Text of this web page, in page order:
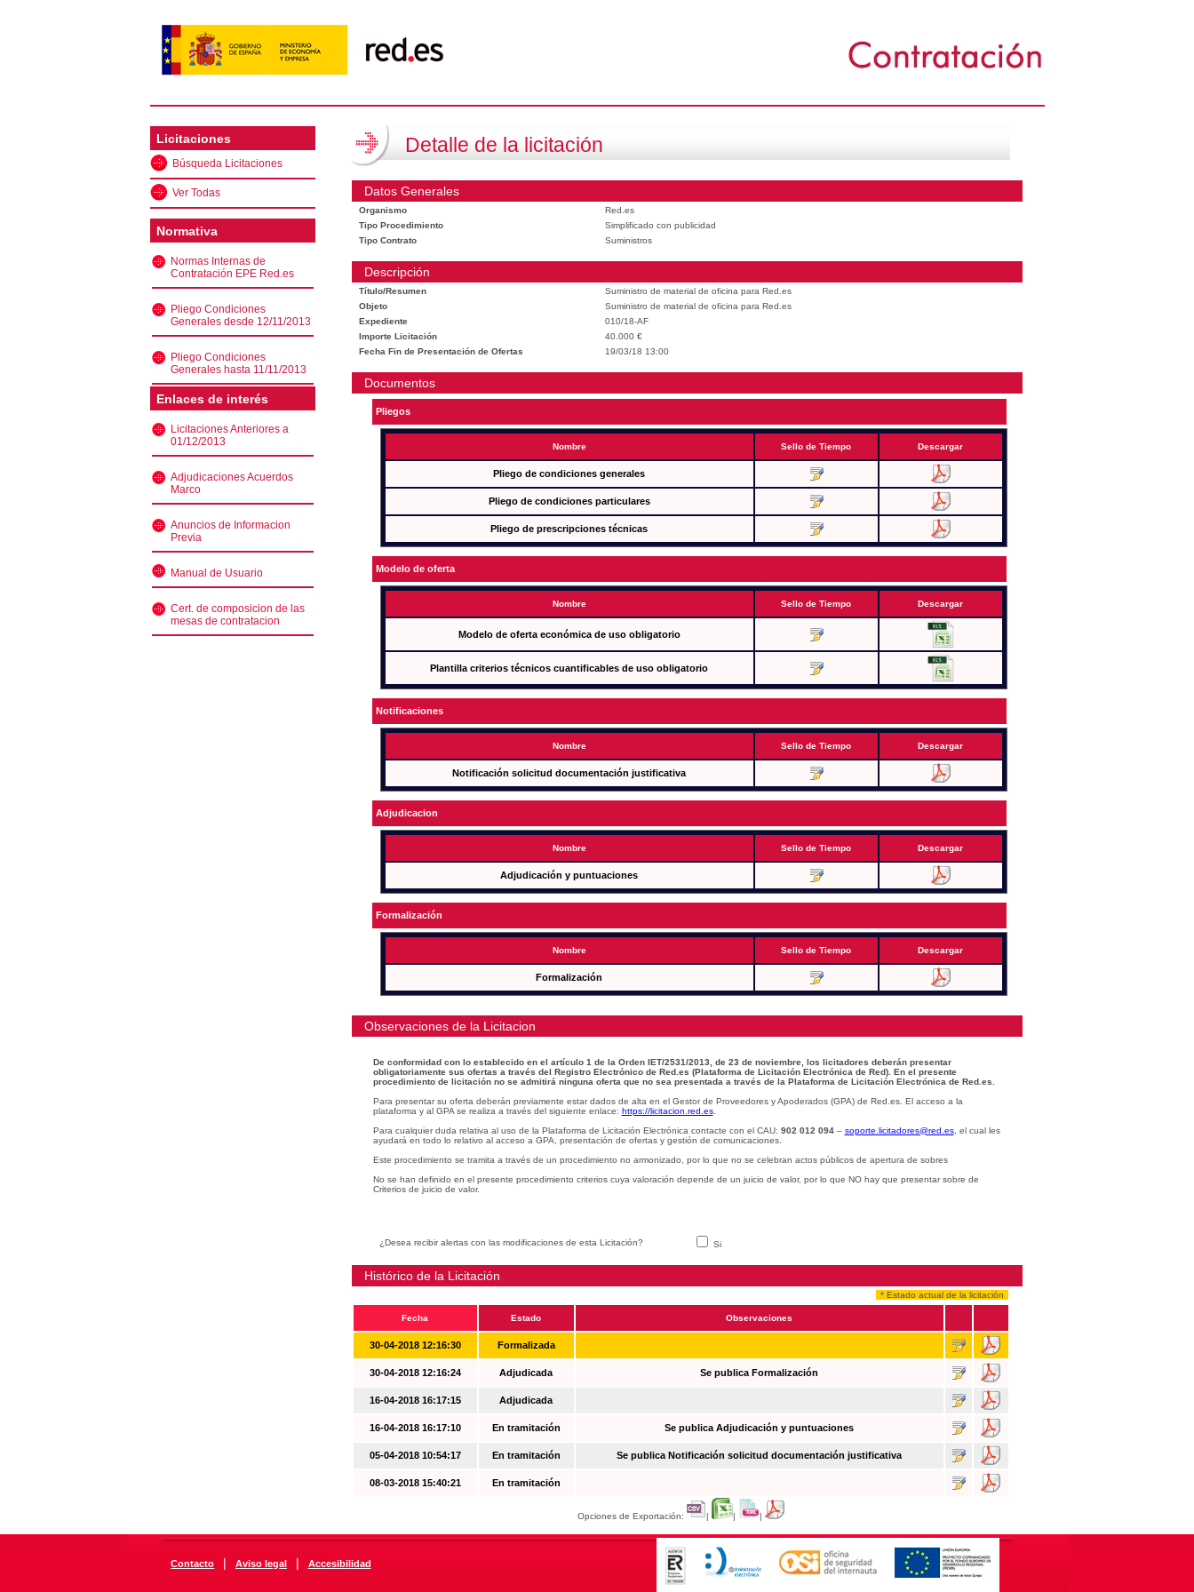
Licitaciones
Búsqueda Licitaciones
Ver Todas
Normativa
Normas Internas de
Contratación EPE Red.es
Pliego Condiciones
Generales desde 12/11/2013
Pliego Condiciones
Generales hasta 11/11/2013
Enlaces de interés
Licitaciones Anteriores a
01/12/2013
Adjudicaciones Acuerdos
Marco
Anuncios de Informacion
Previa
Manual de Usuario
Cert. de composicion de las
mesas de contratacion
Detalle de la licitación
Datos Generales
Organismo
Red.es
Tipo Procedimiento
Simplificado con publicidad
Tipo Contrato
Suministros
Descripción
Título/Resumen
Suministro de material de oficina para Red.es
Objeto
Suministro de material de oficina para Red.es
Expediente
010/18-AF
Importe Licitación
40.000 €
Fecha Fin de Presentación de Ofertas
19/03/18 13:00
Documentos
Pliegos
Nombre Sello de Tiempo Descargar
Pliego de condiciones generales
Pliego de condiciones particulares
Pliego de prescripciones técnicas
Modelo de oferta
Nombre Sello de Tiempo Descargar
Modelo de oferta económica de uso obligatorio
Plantilla criterios técnicos cuantificables de uso obligatorio
Notificaciones
Nombre Sello de Tiempo Descargar
Notificación solicitud documentación justificativa
Adjudicacion
Nombre Sello de Tiempo Descargar
Adjudicación y puntuaciones
Formalización
Nombre Sello de Tiempo Descargar
Formalización
Observaciones de la Licitacion
De conformidad con lo establecido en el artículo 1 de la Orden IET/2531/2013, de 23 de noviembre, los licitadores deberán presentar
obligatoriamente sus ofertas a través del Registro Electrónico de Red.es (Plataforma de Licitación Electrónica de Red). En el presente
procedimiento de licitación no se admitirá ninguna oferta que no sea presentada a través de la Plataforma de Licitación Electrónica de Red.es.
Para presentar su oferta deberán previamente estar dados de alta en el Gestor de Proveedores y Apoderados (GPA) de Red.es. El acceso a la
plataforma y al GPA se realiza a través del siguiente enlace: https://licitacion.red.es.
Para cualquier duda relativa al uso de la Plataforma de Licitación Electrónica contacte con el CAU: 902 012 094– soporte.licitadores@red.es, el cual les
ayudará en todo lo relativo al acceso a GPA, presentación de ofertas y gestión de comunicaciones.
Este procedimiento se tramita a través de un procedimiento no armonizado, por lo que no se celebran actos públicos de apertura de sobres
No se han definido en el presente procedimiento criterios cuya valoración depende de un juicio de valor, por lo que NO hay que presentar sobre de
Criterios de juicio de valor.
¿Desea recibir alertas con las modificaciones de esta Licitación? Si
Histórico de la Licitación
* Estado actual de la licitación
Fecha Estado Observaciones
30-04-2018 12:16:30 Formalizada
30-04-2018 12:16:24 Adjudicada Se publica Formalización
16-04-2018 16:17:15 Adjudicada
16-04-2018 16:17:10 En tramitación Se publica Adjudicación y puntuaciones
05-04-2018 10:54:17 En tramitación Se publica Notificación solicitud documentación justificativa
08-03-2018 15:40:21 En tramitación
Opciones de Exportación: | | |
Contacto | Aviso legal | Accesibilidad